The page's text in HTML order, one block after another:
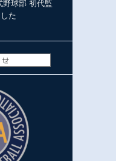
野球部 初代監
た